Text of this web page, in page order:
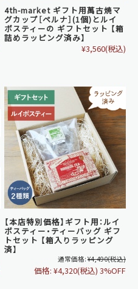
4th-market ギフト用萬古焼マ
グカップ［ペルナ］(1個)とルイ
ボスティーの ギフトセット 【箱
詰めラッピング済み】
¥3,560(税込)
【本店特別価格】ギフト用：ルイ
ボスティー・ティーバッグ ギフ
トセット 【箱入りラッピング
済】
通常価格: ¥4,490(税込)
価格: ¥4,320(税込) 3%OFF